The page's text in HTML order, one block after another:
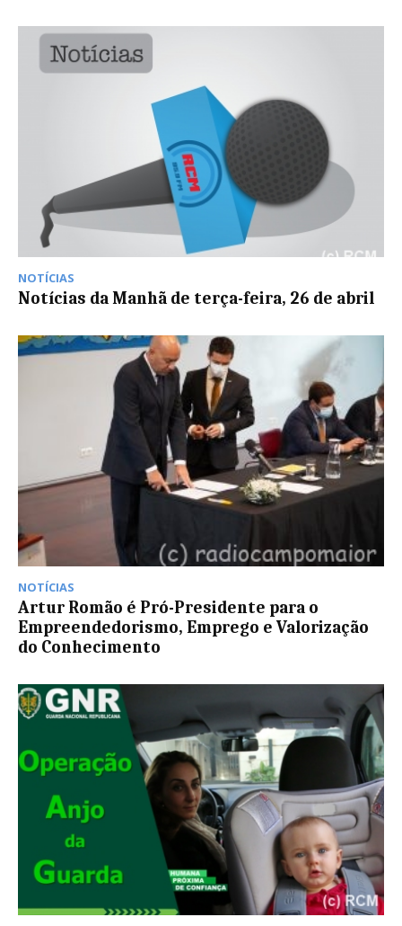
NOTÍCIAS
Notícias da Manhã de terça-feira, 26 de abril
NOTÍCIAS
Artur Romão é Pró-Presidente para o
Empreendedorismo, Emprego e Valorização
do Conhecimento